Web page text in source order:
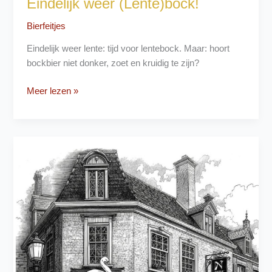
Eindelijk weer (Lente)bock!
Bierfeitjes
Eindelijk weer lente: tijd voor lentebock. Maar: hoort
bockbier niet donker, zoet en kruidig te zijn?
Eindelijk
Meer lezen »